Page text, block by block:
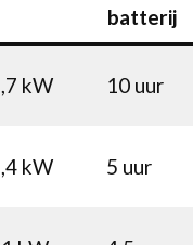
batterij
kW 10 uur
kW 5 uur